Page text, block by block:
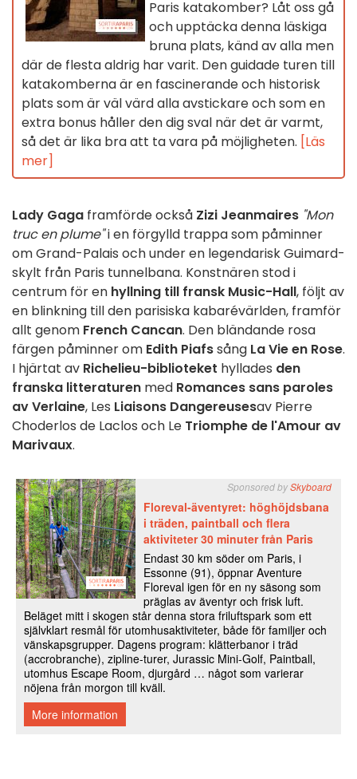
Paris katakomber? Låt oss gå
och upptäcka denna läskiga
bruna plats, känd av alla men
där de flesta aldrig har varit. Den guidade turen till
katakomberna är en fascinerande och historisk
plats som är väl värd alla avstickare och som en
extra bonus håller den dig sval när det är varmt,
så det är lika bra att ta vara på möjligheten. [Läs
mer]
Lady Gaga framförde också Zizi Jeanmaires "Mon
truc en plume"i en förgylld trappa som påminner
om Grand-Palais och under en legendarisk Guimard-
skylt från Paris tunnelbana. Konstnären stod i
centrum för en hyllning till fransk Music-Hall, följt av
en blinkning till den parisiska kabarévärlden, framför
allt genom French Cancan. Den bländande rosa
färgen påminner om Edith Piafssång La Vie en Rose.
I hjärtat av Richelieu-biblioteket hyllades den
franska litteraturen med Romances sans paroles
av Verlaine, Les Liaisons Dangereusesav Pierre
Choderlos de Laclos och Le Triomphe de l'Amour av
Marivaux.